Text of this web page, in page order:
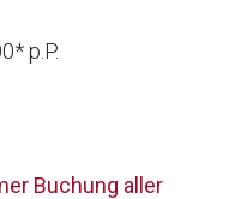
p.P.
Buchung aller